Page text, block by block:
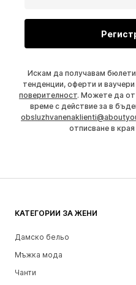
Искам да получавам
тенденции, оферти и
поверителност. Можете да
време с действие за в
отписване в
КАТЕГОРИИ ЗА ЖЕНИ
Дамско бельо
Мъжка мода
Чанти